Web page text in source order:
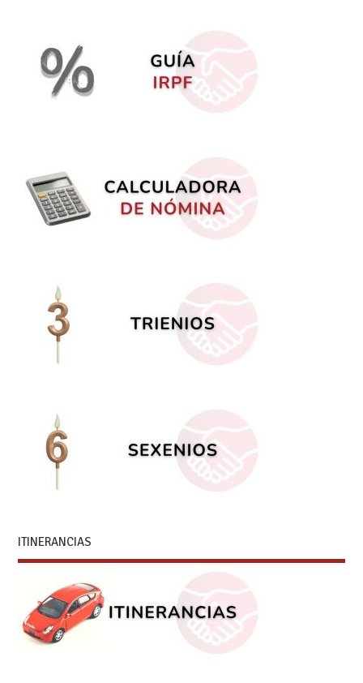
ITINERANCIAS